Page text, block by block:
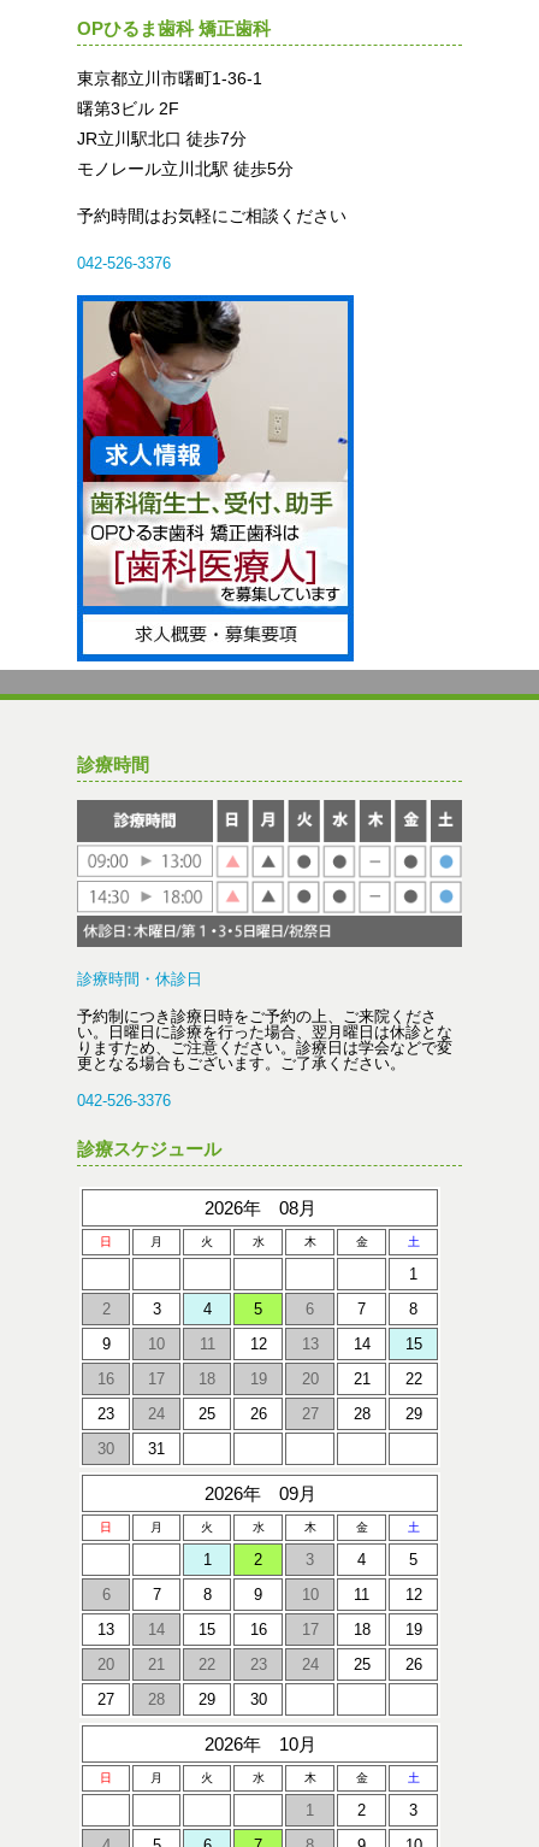
OPひるま歯科 矯正歯科
東京都立川市曙町1-36-1
曙第3ビル 2F
JR立川駅北口 徒歩7分
モノレール立川北駅 徒歩5分
予約時間はお気軽にご相談ください
042-526-3376
診療時間
診療時間・休診日
予約制につき診療日時をご予約の上、ご来院くださ
い。日曜日に診療を行った場合、翌月曜日は休診とな
りますため、ご注意ください。診療日は学会などで変
更となる場合もございます。ご了承ください。
042-526-3376
診療スケジュール
2026年 08月
日 月 火 水 木 金 土
1
2
3 4 5 6 7
8
9
10 11 12 13 14
15
16
17 18 19 20 21
22
23
24 25 26 27 28
29
30
31
2026年 09月
日 月 火 水 木 金 土
1 2 3 4
5
6
7 8 9 10 11
12
13
14 15 16 17 18
19
20
21 22 23 24 25
26
27
28 29 30
2026年 10月
日 月 火 水 木 金 土
1 2
3